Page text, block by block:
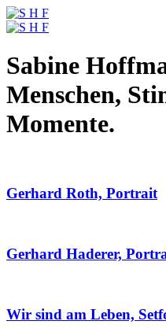
Sabine
Menschen,
Momente.
Gerhard Roth, Portrait
Gerhard Haderer,
Wir sind am Leben,